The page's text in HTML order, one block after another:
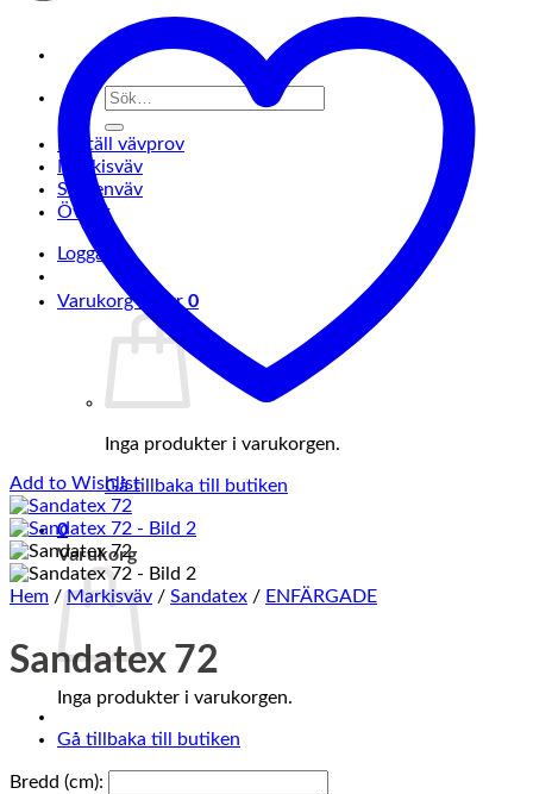
Sök
Beställ vävprov
Markisväv
Screenväv
Övrigt
Logga in
Varukorg / kr 0
Inga produkter i varukorgen.
Gå tillbaka till butiken
0
Varukorg
Inga produkter i varukorgen.
Gå tillbaka till butiken
Add to Wishlist
Hem / Markisväv / Sandatex / ENFÄRGADE
Sandatex 72
Bredd (cm):